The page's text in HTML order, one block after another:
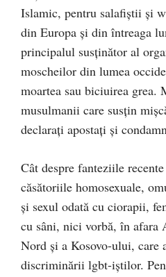
Islamic, pentru salafiştii şi
din Europa şi din întreaga
principalul susţinător al
moscheilor din lumea
moartea sau biciuirea grea.
musulmanii care susţin
declaraţi apostaţi şi
Cât despre fanteziile
căsătoriile homosexuale,
şi sexul odată cu ciorapii,
cu sâni, nici vorbă, în
Nord şi a Kosovo-ului, care
discriminării lgbt-iştilor.